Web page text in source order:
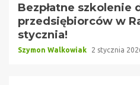
Bezpłatne szkolenie
przedsiębiorców w
stycznia!
Szymon Walkowiak 2 stycznia